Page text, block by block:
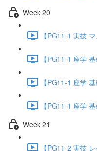
Week 20
【PG11-1 実技
【PG11-1 座学
【PG11-1 座学
【PG11-1 座学
Week 21
【PG11-2 実技